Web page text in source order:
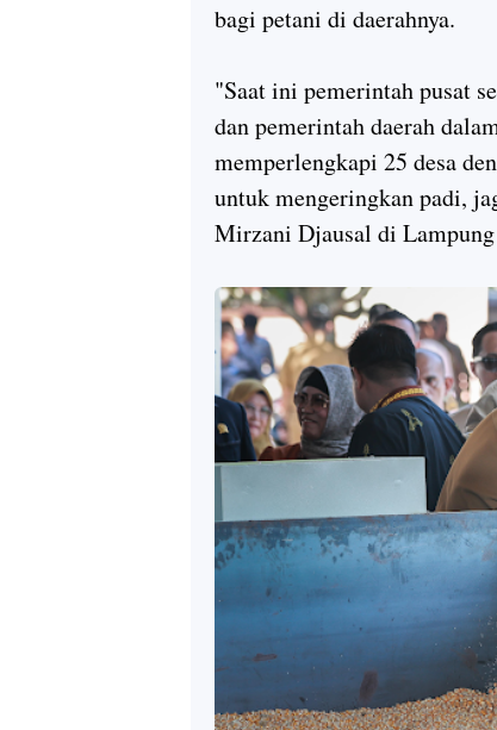
bagi petani di daerahnya.
"Saat ini pemerintah pusat
dan pemerintah daerah
memperlengkapi 25 desa
untuk mengeringkan padi,
Mirzani Djausal di